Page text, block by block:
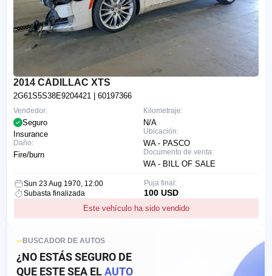
2014 CADILLAC XTS
2G61S5S38E9204421 | 60197366
Kilometraje:
N/A
Ubicación:
WA - PASCO
Documento de venta:
WA - BILL OF SALE
Vendedor:
Seguro
Insurance
Daño:
Fire/burn
Sun 23 Aug 1970, 12:00
Subasta finalizada
Este vehículo ha sido vendido
Puja final:
100 USD
BUSCADOR DE AUTOS
¿NO ESTÁS SEGURO DE
QUE ESTE SEA ELAUTO